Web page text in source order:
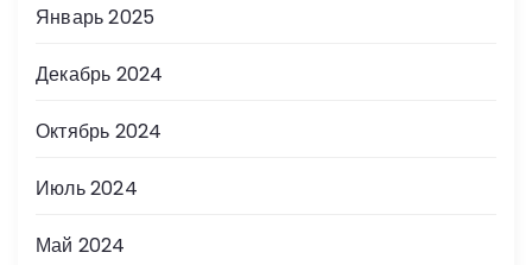
Январь 2025
Декабрь 2024
Октябрь 2024
Июль 2024
Май 2024